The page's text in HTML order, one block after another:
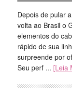
Depois de pular
volta ao Brasil o
elementos do
rápido de sua
surpreende por
Seu perf ... [Leia